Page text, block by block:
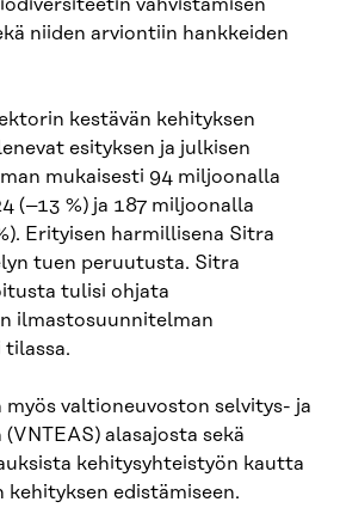
vahvistamisen
niiden arviontiin hankkeiden
kestävän kehityksen
esityksen ja julkisen
mukaisesti 94 miljoonalla
(–13 %) ja 187 miljoonalla
Erityisen harmillisena Sitra
tuen peruutusta. Sitra
tulisi ohjata
ilmastosuunnitelman
tilassa.
myös valtioneuvoston selvitys- ja
alasajosta sekä
kehitysyhteistyön kautta
kehityksen edistämiseen.